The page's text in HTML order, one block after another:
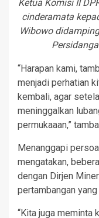
Ketua Komisi II
cinderamata
Wibowo
“Harapan kami,
menjadi perhatian
kembali, agar
meninggalkan
permukaaan,”
Menanggapi
mengatakan,
dengan Dirjen
pertambangan
“Kita juga meminta